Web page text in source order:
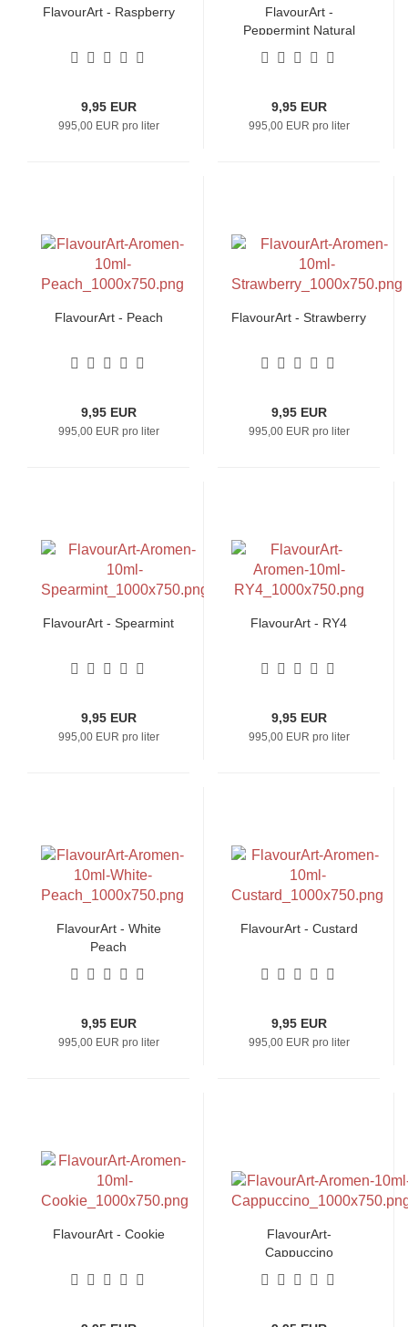
FlavourArt - Raspberry
9,95 EUR
995,00 EUR pro liter
FlavourArt -
Peppermint Natural
9,95 EUR
995,00 EUR pro liter
FlavourArt - Peach
9,95 EUR
995,00 EUR pro liter
FlavourArt - Strawberry
9,95 EUR
995,00 EUR pro liter
FlavourArt - Spearmint
9,95 EUR
995,00 EUR pro liter
FlavourArt - RY4
9,95 EUR
995,00 EUR pro liter
FlavourArt - White
Peach
9,95 EUR
995,00 EUR pro liter
FlavourArt - Custard
9,95 EUR
995,00 EUR pro liter
FlavourArt - Cookie
FlavourArt-
Cappuccino